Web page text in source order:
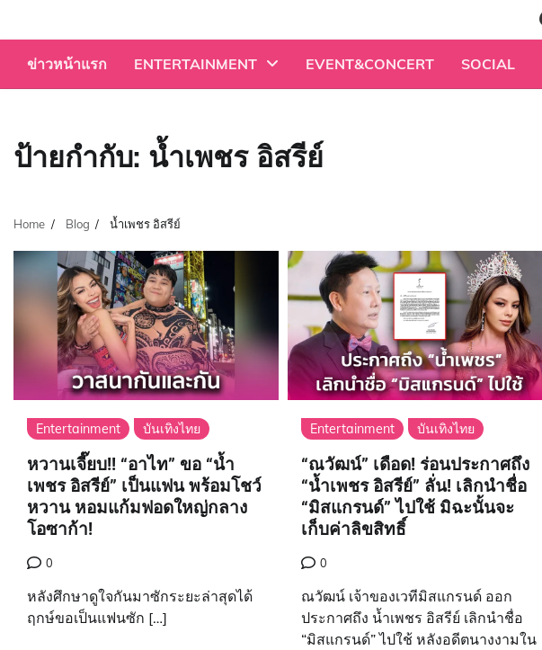
content
ข่าวหน้าแรก ENTERTAINMENT EVENT&CONCERT SOCIAL
ป้ายกำกับ: น้ำเพชร อิสรีย์
Home Blog น้ำเพชร อิสรีย์
Entertainment บันเทิงไทย
หวานเจี๊ยบ!! “อาไท” ขอ “น้ำ
เพชร อิสรีย์” เป็นแฟน พร้อมโชว์
หวาน หอมแก้มฟอดใหญ่กลาง
โอซาก้า!
0
หลังศึกษาดูใจกันมาซักระยะล่าสุดได้
ฤกษ์ขอเป็นแฟนซัก […]
Entertainment บันเทิงไทย
“ณวัฒน์” เดือด! ร่อนประกาศถึง
“น้ำเพชร อิสรีย์” ลั่น! เลิกนำชื่อ
“มิสแกรนด์” ไปใช้ มิฉะนั้นจะ
เก็บค่าลิขสิทธิ์
0
ณวัฒน์ เจ้าของเวทีมิสแกรนด์ ออก
ประกาศถึง น้ำเพชร อิสรีย์ เลิกนำชื่อ
“มิสแกรนด์” ไปใช้ หลังอดีตนางงามใน